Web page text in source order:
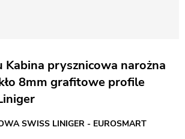
prysznicowa narożna
8mm grafitowe profile
SWISS LINIGER - EUROSMART